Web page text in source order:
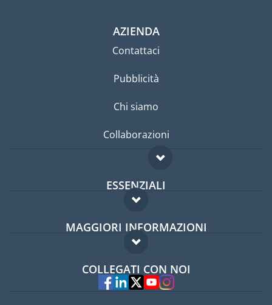
AZIENDA
Contattaci
Pubblicità
Chi siamo
Collaborazioni
ESSENZIALI
Forum per expat
Guida per expat
MAGGIORI INFORMAZIONI
Domande frequenti
Esperti
COLLEGATI CON NOI